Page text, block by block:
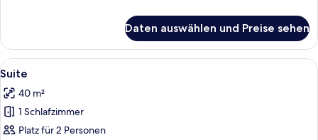
Daten auswählen und Preise sehen
Alle
Fotos
für
Suite
anzeigen
Ein Schlafzimmer mit einem großen
6
Suite
40 m²
1 Schlafzimmer
Platz für 2 Personen